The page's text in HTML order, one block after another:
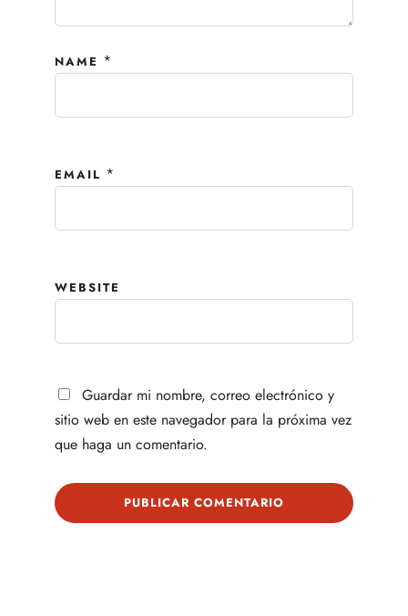
NAME *
EMAIL *
WEBSITE
Guardar mi nombre, correo electrónico y
sitio web en este navegador para la próxima vez
que haga un comentario.